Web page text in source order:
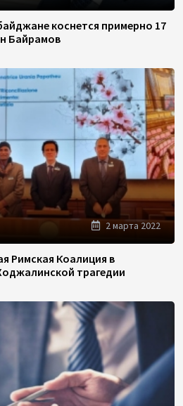
коснется примерно 17
Байрамов
2 марта 2022
Римская Коалиция в
трагедии